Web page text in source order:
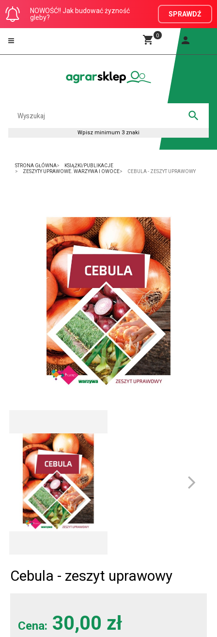
NOWOŚĆ!! Jak budować żyzność
gleby?
SPRAWDŹ
0
STRONA GŁÓWNA
KSIĄŻKI/PUBLIKACJE
ZESZYTY UPRAWOWE. WARZYWA I OWOCE
CEBULA - ZESZYT UPRAWOWY
Cebula - zeszyt uprawowy
Cena: 30,00 zł